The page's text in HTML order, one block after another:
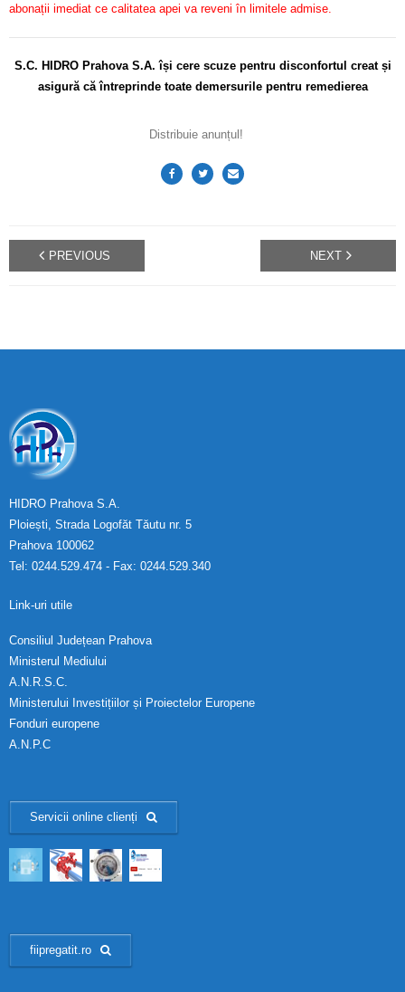
abonații imediat ce calitatea apei va reveni în limitele admise.
S.C. HIDRO Prahova S.A. își cere scuze pentru disconfortul creat și
asigură că întreprinde toate demersurile pentru remedierea
Distribuie anunțul!
PREVIOUS NEXT
HIDRO Prahova S.A.
Ploiești, Strada Logofăt Tăutu nr. 5
Prahova 100062
Tel: 0244.529.474 - Fax: 0244.529.340
Link-uri utile
Consiliul Județean Prahova
Ministerul Mediului
A.N.R.S.C.
Ministerului Investițiilor și Proiectelor Europene
Fonduri europene
A.N.P.C
Servicii online clienți
fiipregatit.ro